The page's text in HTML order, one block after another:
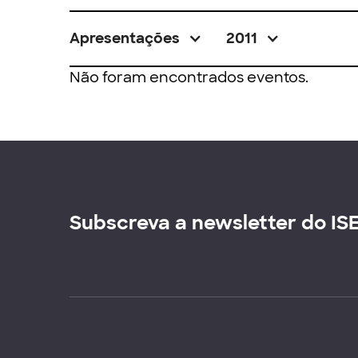
Apresentações 2011
Não foram encontrados eventos.
Subscreva a newsletter do